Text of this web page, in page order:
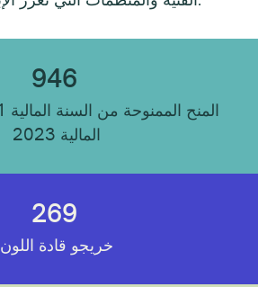
946
المالية 2023
269
خريجو قادة اللون